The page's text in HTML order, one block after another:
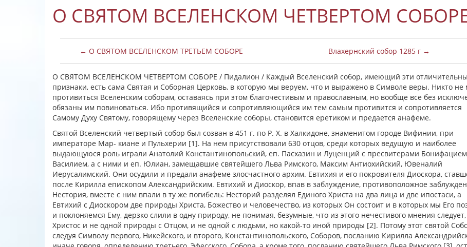
О СВЯТОМ ВСЕЛЕНСКОМ ЧЕТВЕРТОМ
← О СВЯТОМ ВСЕЛЕНСКОМ ТРЕТЬЕМ СОБОРЕ Влахернский собор 1285 г →
О СВЯТОМ ВСЕЛЕНСКОМ ЧЕТВЕРТОМ СОБОРЕ / Пидалион / Каждый Вселенский собор, имеющий эти
признаки, есть сама Святая и Соборная Церковь, в которую мы веруем, что и выражено в Символе веры. Никто не
противиться Вселенским соборам, оставаясь при этом благочестивым и православным, но вообще все без
обязаны им повиноваться. Ибо противящийся и сопротивляющийся им тем самым противится и сопротивляется
Самому Духу Святому, говорящему через Вселенские соборы, становится еретиком и предается анафеме.
Святой Вселенский четвертый собор был созван в 451 г. по P. X. в Халкидоне, знаменитом городе Вифинии, при
императоре Мар- киане и Пульхерии [1]. На нем присутствовали 630 отцов, среди которых ведущую и наиболее
выдающуюся роль играли Анатолий Константинопольский, еп. Пасхазин и Луценций с пресвитерами
Василием, а с ними и еп. Юлиан, замещавшие святейшего Льва Римского, Максим Антиохийский, Ювеналий
Иерусалимский. Они осудили и предали анафеме злосчастного архим. Евтихия и его покровителя Диоскора,
после Кирилла епископом Александрийским. Евтихий и Диоскор, впав в заблуждение, противоположное
Нестория, вместе с ним впали в ту же погибель: Несторий разделял Единого Христа на два лица и две ипостаси, а
Евтихий с Диоскором две природы Христа, Божество и человечество, из которых Он состоит и в которых мы Его
и поклоняемся Ему, дерзко слили в одну природу, не понимая, безумные, что из этого нечестивого мнения
Христос и не одной природы с Отцом, и не одной с людьми, но какой-то иной природы [2]. Потому этот святой
следуя Символу первого, Никейского, и второго, Константинопольского, Соборов, посланию Кирилла